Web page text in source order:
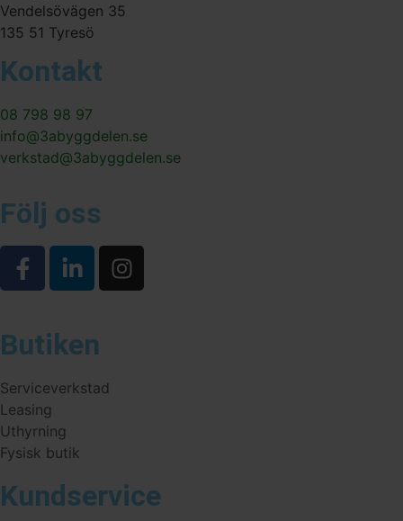
Vendelsövägen 35
135 51 Tyresö
Kontakt
08 798 98 97
info@3abyggdelen.se
verkstad@3abyggdelen.se
Följ oss
Butiken
Serviceverkstad
Leasing
Uthyrning
Fysisk butik
Kundservice